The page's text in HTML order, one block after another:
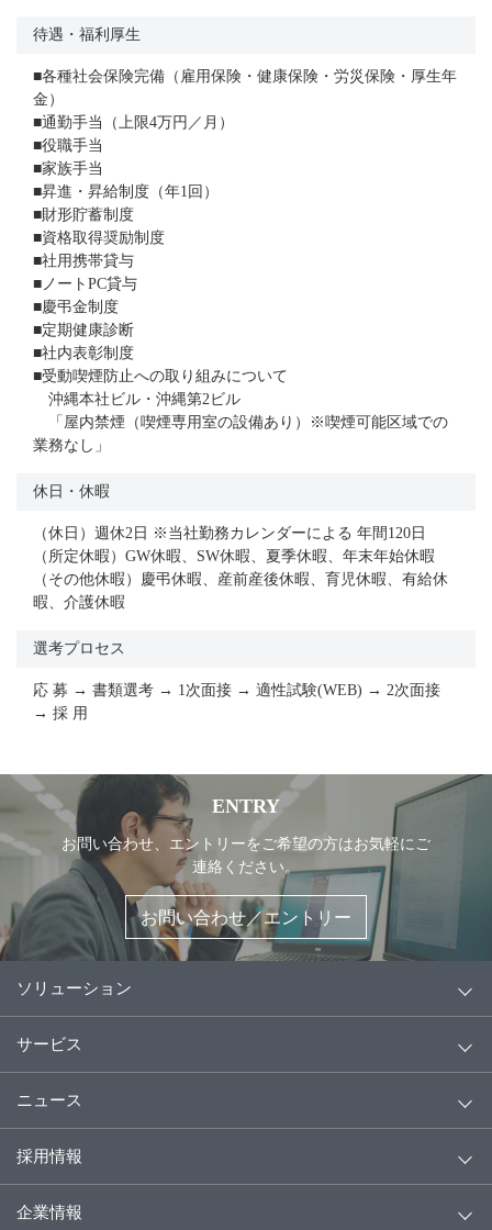
待遇・福利厚生
■各種社会保険完備（雇用保険・健康保険・労災保険・厚生年
金）
■通勤手当（上限4万円／月）
■役職手当
■家族手当
■昇進・昇給制度（年1回）
■財形貯蓄制度
■資格取得奨励制度
■社用携帯貸与
■ノートPC貸与
■慶弔金制度
■定期健康診断
■社内表彰制度
■受動喫煙防止への取り組みについて
沖縄本社ビル・沖縄第2ビル
「屋内禁煙（喫煙専用室の設備あり）※喫煙可能区域での
業務なし」
休日・休暇
（休日）週休2日 ※当社勤務カレンダーによる 年間120日
（所定休暇）GW休暇、SW休暇、夏季休暇、年末年始休暇
（その他休暇）慶弔休暇、産前産後休暇、育児休暇、有給休
暇、介護休暇
選考プロセス
応 募 → 書類選考 → 1次面接 → 適性試験(WEB) → 2次面接
→ 採 用
ENTRY
お問い合わせ、エントリーをご希望の方はお気軽にご
連絡ください。
お問い合わせ／エントリー
ソリューション
サービス
ニュース
採用情報
企業情報